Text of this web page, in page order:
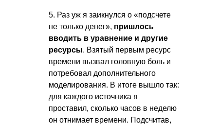
5. Раз уж я заикнулся о «подсчете
не только денег», пришлось
вводить в уравнение и другие
ресурсы. Взятый первым ресурс
времени вызвал головную боль и
потребовал дополнительного
моделирования. В итоге вышло так:
для каждого источника я
проставил, сколько часов в неделю
он отнимает времени. Подсчитав,